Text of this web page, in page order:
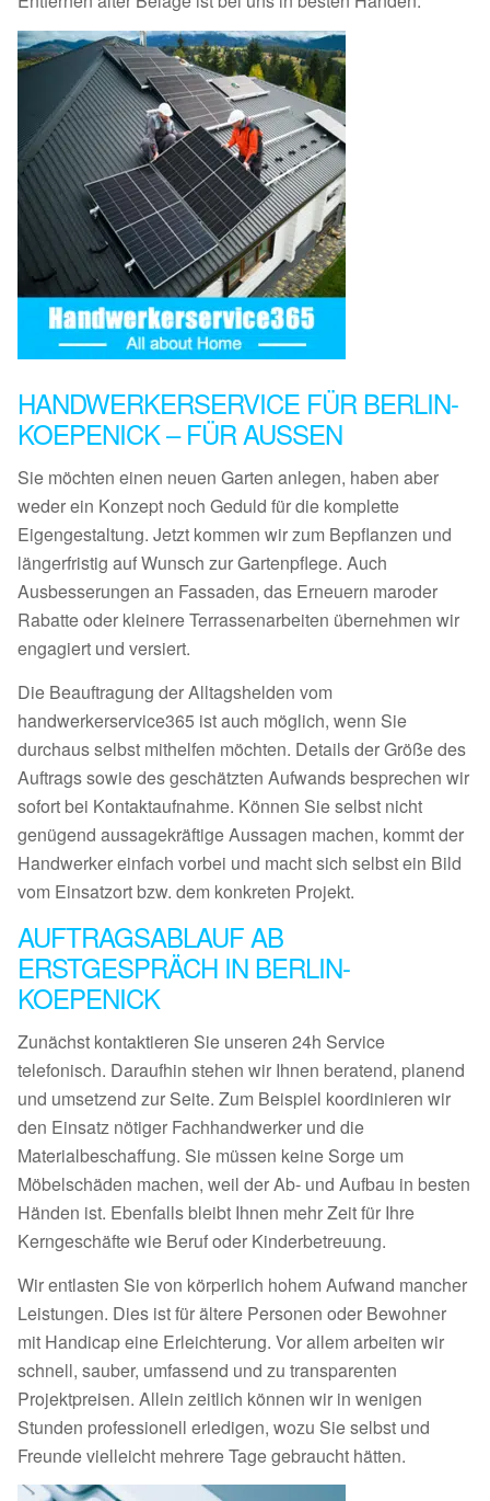
HANDWERKERSERVICE FÜR BERLIN-
KOEPENICK – FÜR AUSSEN
Sie möchten einen neuen Garten anlegen, haben aber
weder ein Konzept noch Geduld für die komplette
Eigengestaltung. Jetzt kommen wir zum Bepflanzen und
längerfristig auf Wunsch zur Gartenpflege. Auch
Ausbesserungen an Fassaden, das Erneuern maroder
Rabatte oder kleinere Terrassenarbeiten übernehmen wir
engagiert und versiert.
Die Beauftragung der Alltagshelden vom
handwerkerservice365 ist auch möglich, wenn Sie
durchaus selbst mithelfen möchten. Details der Größe des
Auftrags sowie des geschätzten Aufwands besprechen wir
sofort bei Kontaktaufnahme. Können Sie selbst nicht
genügend aussagekräftige Aussagen machen, kommt der
Handwerker einfach vorbei und macht sich selbst ein Bild
vom Einsatzort bzw. dem konkreten Projekt.
AUFTRAGSABLAUF AB
ERSTGESPRÄCH IN BERLIN-
KOEPENICK
Zunächst kontaktieren Sie unseren 24h Service
telefonisch. Daraufhin stehen wir Ihnen beratend, planend
und umsetzend zur Seite. Zum Beispiel koordinieren wir
den Einsatz nötiger Fachhandwerker und die
Materialbeschaffung. Sie müssen keine Sorge um
Möbelschäden machen, weil der Ab- und Aufbau in besten
Händen ist. Ebenfalls bleibt Ihnen mehr Zeit für Ihre
Kerngeschäfte wie Beruf oder Kinderbetreuung.
Wir entlasten Sie von körperlich hohem Aufwand mancher
Leistungen. Dies ist für ältere Personen oder Bewohner
mit Handicap eine Erleichterung. Vor allem arbeiten wir
schnell, sauber, umfassend und zu transparenten
Projektpreisen. Allein zeitlich können wir in wenigen
Stunden professionell erledigen, wozu Sie selbst und
Freunde vielleicht mehrere Tage gebraucht hätten.